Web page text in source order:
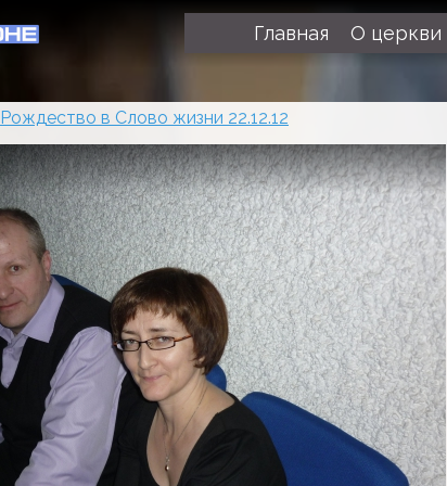
Главная О церкви
Рождество в Слово жизни 22.12.12